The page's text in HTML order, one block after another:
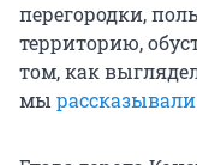
перегородки,
территорию,
том, как
мы